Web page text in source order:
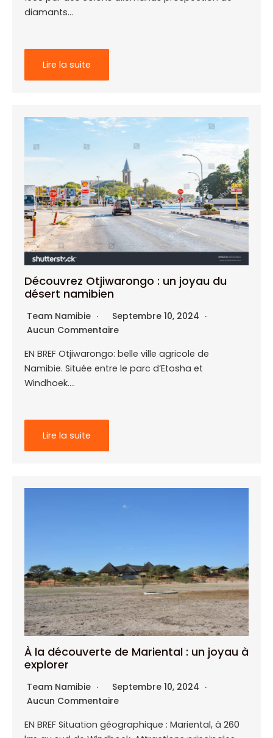
diamants…
Lire la suite
Découvrez Otjiwarongo : un joyau du
désert namibien
Team Namibie
Septembre 10, 2024
Aucun Commentaire
EN BREF Otjiwarongo: belle ville agricole de
Namibie. Située entre le parc d’Etosha et
Windhoek….
Lire la suite
À la découverte de Mariental : un joyau à
explorer
Team Namibie
Septembre 10, 2024
Aucun Commentaire
EN BREF Situation géographique : Mariental, à 260